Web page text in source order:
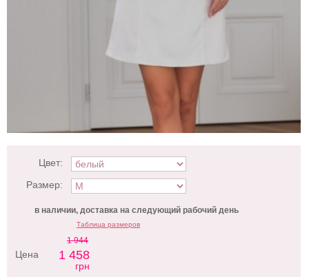
Цвет:
Размер:
в наличии, доставка на следующий рабочий день
Таблица размеров
Цена
1 944
1 458
грн